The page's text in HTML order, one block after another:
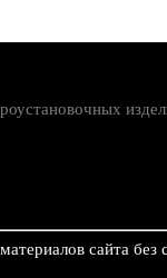
сайта без